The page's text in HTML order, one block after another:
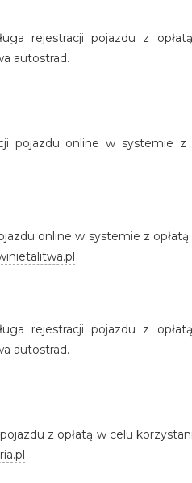
rejestracji pojazdu z
autostrad.
pojazdu online w systemie
online w systemie z
rejestracji pojazdu z
autostrad.
z opłatą w celu